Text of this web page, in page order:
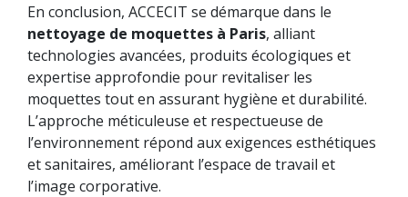
En conclusion, ACCECIT se démarque dans le
nettoyage de moquettes à Paris, alliant
technologies avancées, produits écologiques et
expertise approfondie pour revitaliser les
moquettes tout en assurant hygiène et durabilité.
L’approche méticuleuse et respectueuse de
l’environnement répond aux exigences esthétiques
et sanitaires, améliorant l’espace de travail et
l’image corporative.